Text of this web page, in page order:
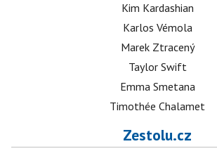
Kim Kardashian
Karlos Vémola
Marek Ztracený
Taylor Swift
Emma Smetana
Timothée Chalamet
Zestolu.cz